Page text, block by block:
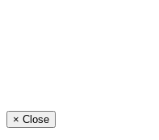
× Close